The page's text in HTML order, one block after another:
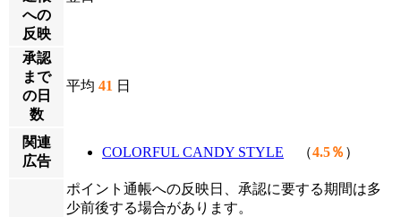
への
反映
承認
まで
の日
数
平均 41 日
関連
広告
COLORFUL CANDY STYLE （4.5％ ）
ポイント通帳への反映日、承認に要する期間は多
少前後する場合があります。